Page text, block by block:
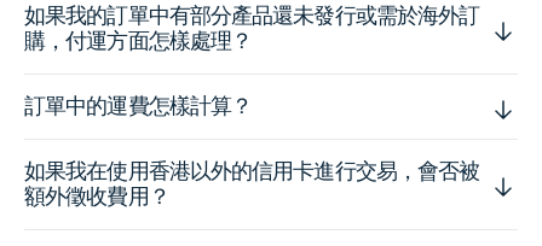
如果我的訂單中有部分產品還未發行或需於海外訂
購，付運方面怎樣處理？
訂單中的運費怎樣計算？
如果我在使用香港以外的信用卡進行交易，會否被
額外徵收費用？